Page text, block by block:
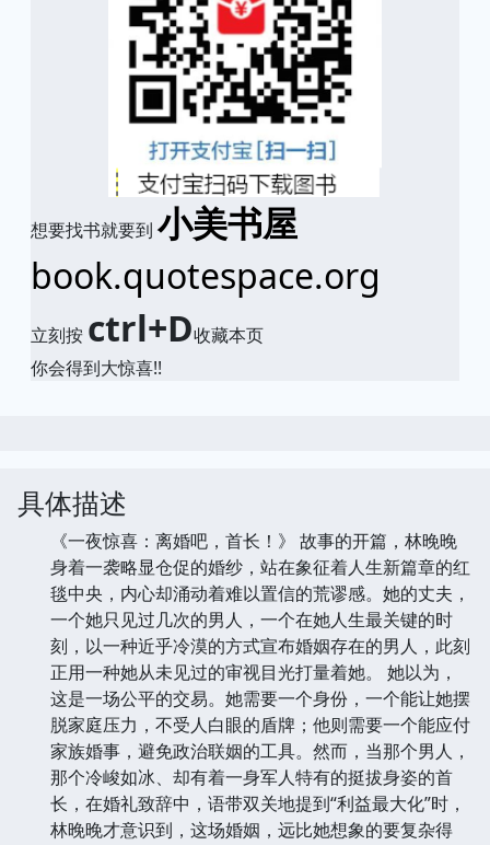
想要找书就要到 小美书屋
book.quotespace.org
立刻按 ctrl+D收藏本页
你会得到大惊喜!!
具体描述
《一夜惊喜：离婚吧，首长！》 故事的开篇，林晚晚
身着一袭略显仓促的婚纱，站在象征着人生新篇章的红
毯中央，内心却涌动着难以置信的荒谬感。她的丈夫，
一个她只见过几次的男人，一个在她人生最关键的时
刻，以一种近乎冷漠的方式宣布婚姻存在的男人，此刻
正用一种她从未见过的审视目光打量着她。 她以为，
这是一场公平的交易。她需要一个身份，一个能让她摆
脱家庭压力，不受人白眼的盾牌；他则需要一个能应付
家族婚事，避免政治联姻的工具。然而，当那个男人，
那个冷峻如冰、却有着一身军人特有的挺拔身姿的首
长，在婚礼致辞中，语带双关地提到“利益最大化”时，
林晚晚才意识到，这场婚姻，远比她想象的要复杂得